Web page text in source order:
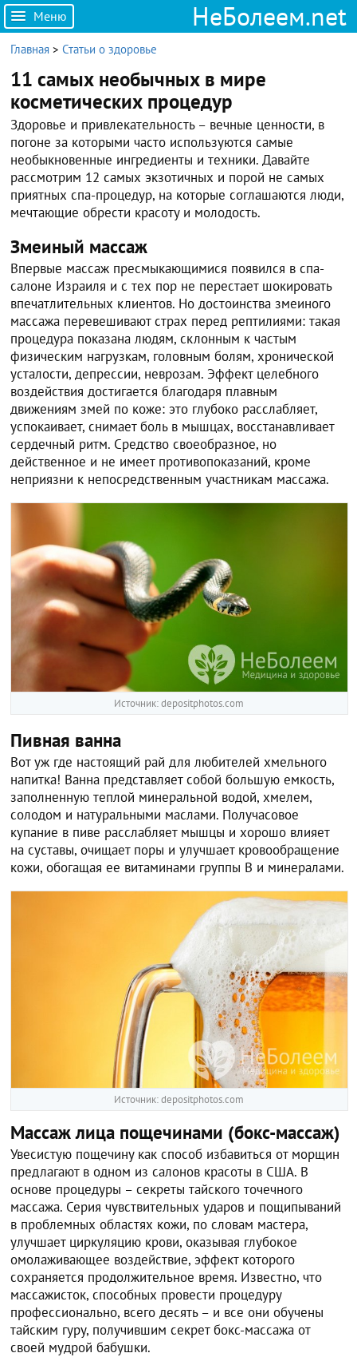
Меню НеБолеем.net
Главная >Статьи о здоровье
11 самых необычных в мире
косметических процедур
Здоровье и привлекательность – вечные ценности, в
погоне за которыми часто используются самые
необыкновенные ингредиенты и техники. Давайте
рассмотрим 12 самых экзотичных и порой не самых
приятных спа-процедур, на которые соглашаются люди,
мечтающие обрести красоту и молодость.
Змеиный массаж
Впервые массаж пресмыкающимися появился в спа-
салоне Израиля и с тех пор не перестает шокировать
впечатлительных клиентов. Но достоинства змеиного
массажа перевешивают страх перед рептилиями: такая
процедура показана людям, склонным к частым
физическим нагрузкам, головным болям, хронической
усталости, депрессии, неврозам. Эффект целебного
воздействия достигается благодаря плавным
движениям змей по коже: это глубоко расслабляет,
успокаивает, снимает боль в мышцах, восстанавливает
сердечный ритм. Средство своеобразное, но
действенное и не имеет противопоказаний, кроме
неприязни к непосредственным участникам массажа.
Источник: depositphotos.com
Пивная ванна
Вот уж где настоящий рай для любителей хмельного
напитка! Ванна представляет собой большую емкость,
заполненную теплой минеральной водой, хмелем,
солодом и натуральными маслами. Получасовое
купание в пиве расслабляет мышцы и хорошо влияет
на суставы, очищает поры и улучшает кровообращение
кожи, обогащая ее витаминами группы В и минералами.
Источник: depositphotos.com
Массаж лица пощечинами (бокс-массаж)
Увесистую пощечину как способ избавиться от морщин
предлагают в одном из салонов красоты в США. В
основе процедуры – секреты тайского точечного
массажа. Серия чувствительных ударов и пощипываний
в проблемных областях кожи, по словам мастера,
улучшает циркуляцию крови, оказывая глубокое
омолаживающее воздействие, эффект которого
сохраняется продолжительное время. Известно, что
массажисток, способных провести процедуру
профессионально, всего десять – и все они обучены
тайским гуру, получившим секрет бокс-массажа от
своей мудрой бабушки.